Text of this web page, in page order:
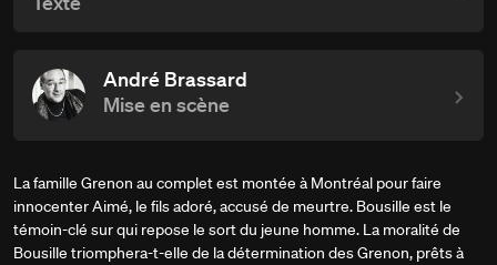
André Brassard
Mise en scène
La famille Grenon au complet est montée à Montréal pour faire
innocenter Aimé, le fils adoré, accusé de meurtre. Bousille est le
témoin-clé sur qui repose le sort du jeune homme. La moralité de
Bousille triomphera-t-elle de la détermination des Grenon, prêts à